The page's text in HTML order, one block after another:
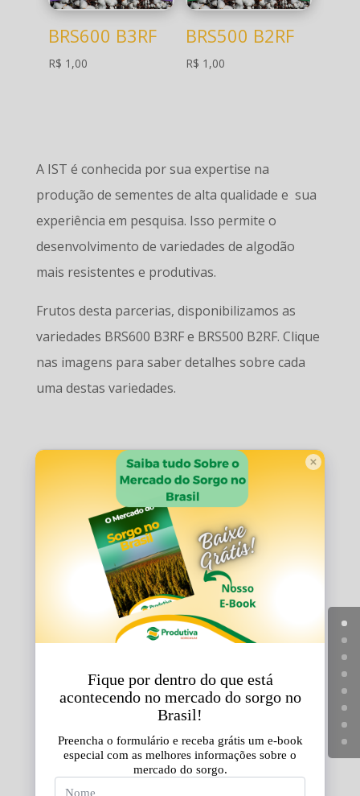
BRS600 B3RF
R$ 1,00
BRS500 B2RF
R$ 1,00
A IST é conhecida por sua expertise na
produção de sementes de alta qualidade e sua
experiência em pesquisa. Isso permite o
desenvolvimento de variedades de algodão
mais resistentes e produtivas.
Frutos desta parcerias, disponibilizamos as
variedades BRS600 B3RF e BRS500 B2RF. Clique
nas imagens para saber detalhes sobre cada
uma destas variedades.
Trigo
Genética, empresa com mais de 30 anos de
experiência no desenvolvimento de sementes